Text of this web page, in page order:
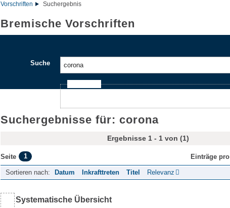
Vorschriften Suchergebnis
Bremische Vorschriften
Suche
Suchergebnisse für: corona
Ergebnisse 1 - 1 von (1)
Seite 1 Einträge
Sortieren nach: Datum Inkrafttreten Titel Relevanz
Systematische Übersicht